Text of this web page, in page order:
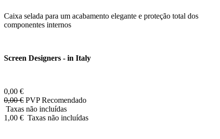
Caixa selada para um acabamento elegante e proteção total dos
componentes internos
Screen Designers - in Italy
0,00 €
0,00€ PVP Recomendado
Taxas não incluídas
1,00 € Taxas não incluídas